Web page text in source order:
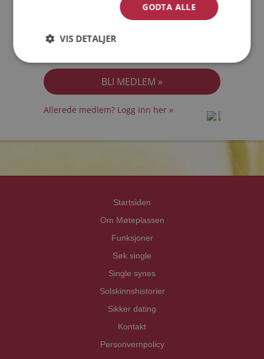
Jeg akseptererMedlemsvilkårene
Allerede medlem? Logg inn her »
Startsiden
Om Møteplassen
Funksjoner
Søk single
Single synes
Solskinnshistorier
Sikker dating
Kontakt
Personvernpolicy
GODTA ALLE
VIS DETALJER